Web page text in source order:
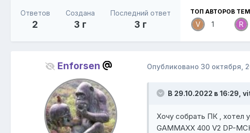
Ответов
2
Создана
3 г
Последний ответ
3 г
ТОП АВТОРОВ
1
Enforsen Опубликовано 30 октября,
В 29.10.2022 в 16:29,
Хочу собрать ПК , хотел
GAMMAXX 400 V2 DP-